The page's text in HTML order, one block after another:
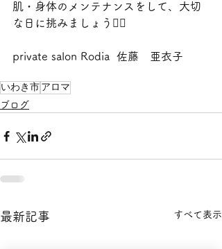
肌・身体のメンテナンスをして、大切
な日に挑みましょう👰‍♀️
private salon Rodia  佐藤　亜衣子
いわき市アロマ
ブログ
最新記事 すべて表示